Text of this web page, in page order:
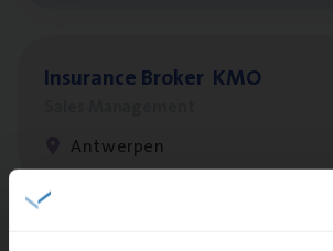
Insu­ran­ce Bro­ker KMO
Antwerpen